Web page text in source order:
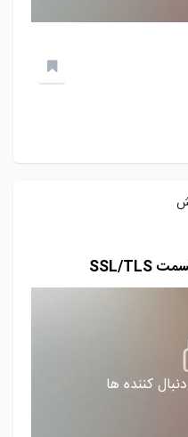
کننده ها